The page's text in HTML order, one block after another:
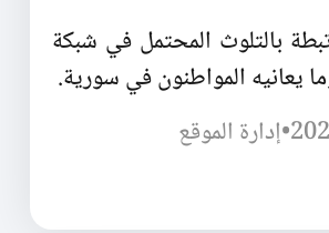
بالتلوث المحتمل في شبكة
يعانيه المواطنون في سورية.
•إدارة الموقع